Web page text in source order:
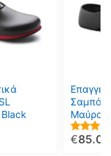
Σαμπό
Μαύρο
3.0085.00
€
έχει
να
στη
σελίδα